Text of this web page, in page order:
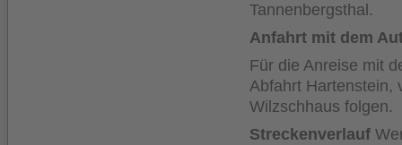
Tannenbergsthal.
Anfahrt mit dem
Für die Anreise mit
Abfahrt Hartenstein,
Wilzschhaus folgen.
Streckenverlauf